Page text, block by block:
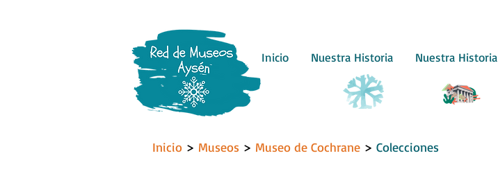
Inicio Nuestra Historia Nuestra Historia
Inicio > Museos > Museo de Cochrane > Colecciones